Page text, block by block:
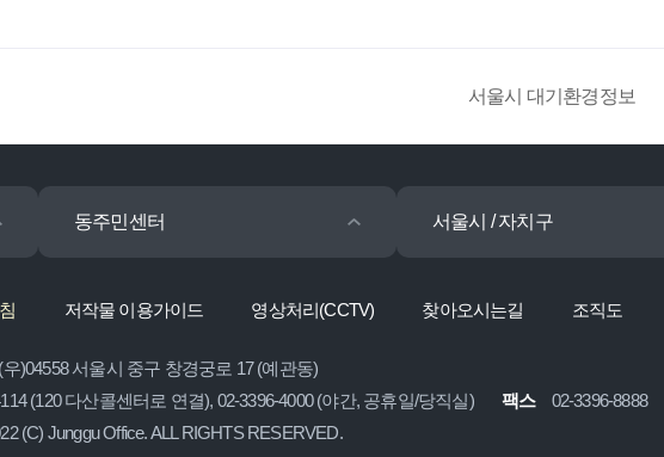
서울시 대기환경정보
동주민센터 서울시 / 자치구
저작물 이용가이드 영상처리(CCTV) 찾아오시는길 조직도
(우)04558 서울시 중구 창경궁로 17 (예관동)
(120 다산콜센터로 연결), 02-3396-4000 (야간, 공휴일/당직실) 팩스
02-3396-8888
(C) Junggu Office. ALL RIGHTS RESERVED.